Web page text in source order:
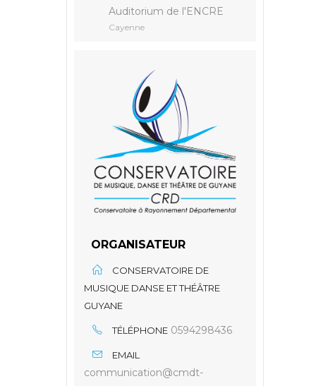
Auditorium de l'ENCRE
Cayenne
ORGANISATEUR
CONSERVATOIRE DE
MUSIQUE DANSE ET THÉÂTRE
GUYANE
TÉLÉPHONE 0594298436
EMAIL
communication@cmdt-